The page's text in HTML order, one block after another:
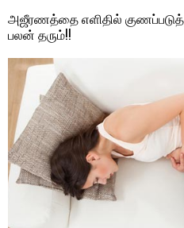
அஜீரணத்தை எளிதில்
பலன் தரும்!!